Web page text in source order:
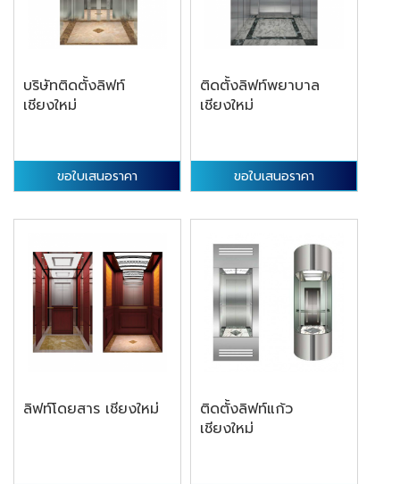
บริษัทติดตั้งลิฟท์
เชียงใหม่
ขอใบเสนอราคา
ติดตั้งลิฟท์พยาบาล
เชียงใหม่
ขอใบเสนอราคา
ลิฟท์โดยสาร เชียงใหม่
ติดตั้งลิฟท์แก้ว
เชียงใหม่